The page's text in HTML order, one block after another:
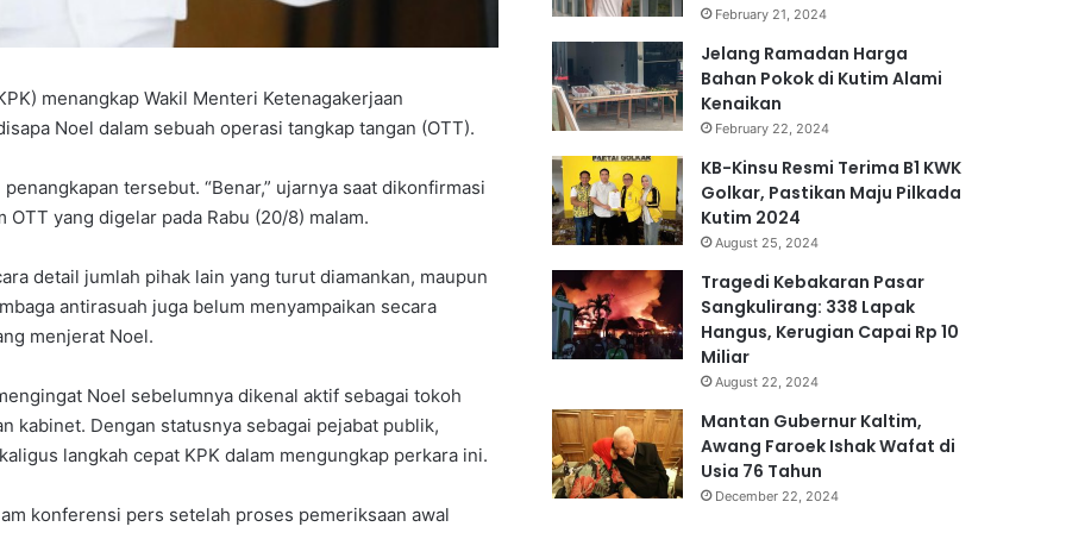
menangkap Wakil Menteri Ketenagakerjaan
Noel dalam sebuah operasi tangkap tangan (OTT).
tersebut. “Benar,” ujarnya saat dikonfirmasi
yang digelar pada Rabu (20/8) malam.
detail jumlah pihak lain yang turut diamankan, maupun
antirasuah juga belum menyampaikan secara
menjerat Noel.
Noel sebelumnya dikenal aktif sebagai tokoh
kabinet. Dengan statusnya sebagai pejabat publik,
langkah cepat KPK dalam mengungkap perkara ini.
konferensi pers setelah proses pemeriksaan awal
February 21, 2024
Jelang Ramadan Harga
Bahan Pokok di Kutim Alami
Kenaikan
February 22, 2024
KB-Kinsu Resmi Terima B1 KWK
Golkar, Pastikan Maju Pilkada
Kutim 2024
August 25, 2024
Tragedi Kebakaran Pasar
Sangkulirang: 338 Lapak
Hangus, Kerugian Capai Rp 10
Miliar
August 22, 2024
Mantan Gubernur Kaltim,
Awang Faroek Ishak Wafat di
Usia 76 Tahun
December 22, 2024